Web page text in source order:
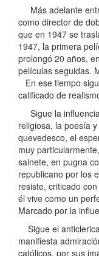
Más adelante
como director de
que en 1947 se
1947, la primera
prolongó 20 años,
películas seguidas.
En ese tiempo
calificado de
Sigue la
religiosa, la poesía
quevedesco, el
muy
sainete, en pugna
republicano por los
resiste, criticado
él vive como un
Marcado por la
Sigue el
manifiesta
católicos, por sus